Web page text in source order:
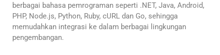
berbagai bahasa pemrograman seperti .NET, Java, Android,
PHP, Node.js, Python, Ruby, cURL dan Go, sehingga
memudahkan integrasi ke dalam berbagai lingkungan
pengembangan.